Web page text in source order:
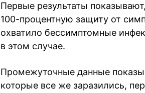
Первые результаты
100-процентную защиту от
охватило бессимптомные
в этом случае.
Промежуточные данные
которые все же заразились,